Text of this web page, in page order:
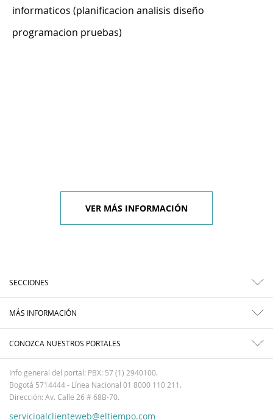
informaticos (planificacion analisis diseño
programacion pruebas)
VER MÁS INFORMACIÓN
SECCIONES
MÁS INFORMACIÓN
CONOZCA NUESTROS PORTALES
Info general del portal: PBX: 57 (1) 2940100.
Bogotá 5714444 - Línea Nacional 01 8000 110 211.
Dirección: Av. Calle 26 # 68B-70.
servicioalclienteweb@eltiempo.com